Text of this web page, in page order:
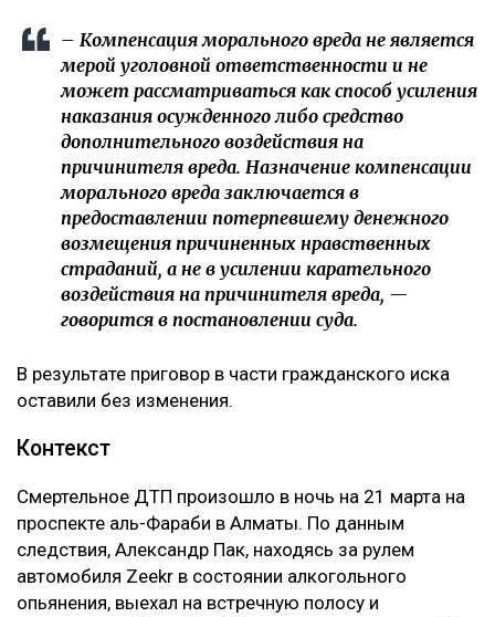
– Компенсация морального вреда не является
мерой уголовной ответственности и не
может рассматриваться как способ усиления
наказания осужденного либо средство
дополнительного воздействия на
причинителя вреда. Назначение компенсации
морального вреда заключается в
предоставлении потерпевшему денежного
возмещения причиненных нравственных
страданий, а не в усилении карательного
воздействия на причинителя вреда, —
говорится в постановлении суда.
В результате приговор в части гражданского иска
оставили без изменения.
Контекст
Смертельное ДТП произошло в ночь на 21 марта на
проспекте аль-Фараби в Алматы. По данным
следствия, Александр Пак, находясь за рулем
автомобиля Zeekr в состоянии алкогольного
опьянения, выехал на встречную полосу и